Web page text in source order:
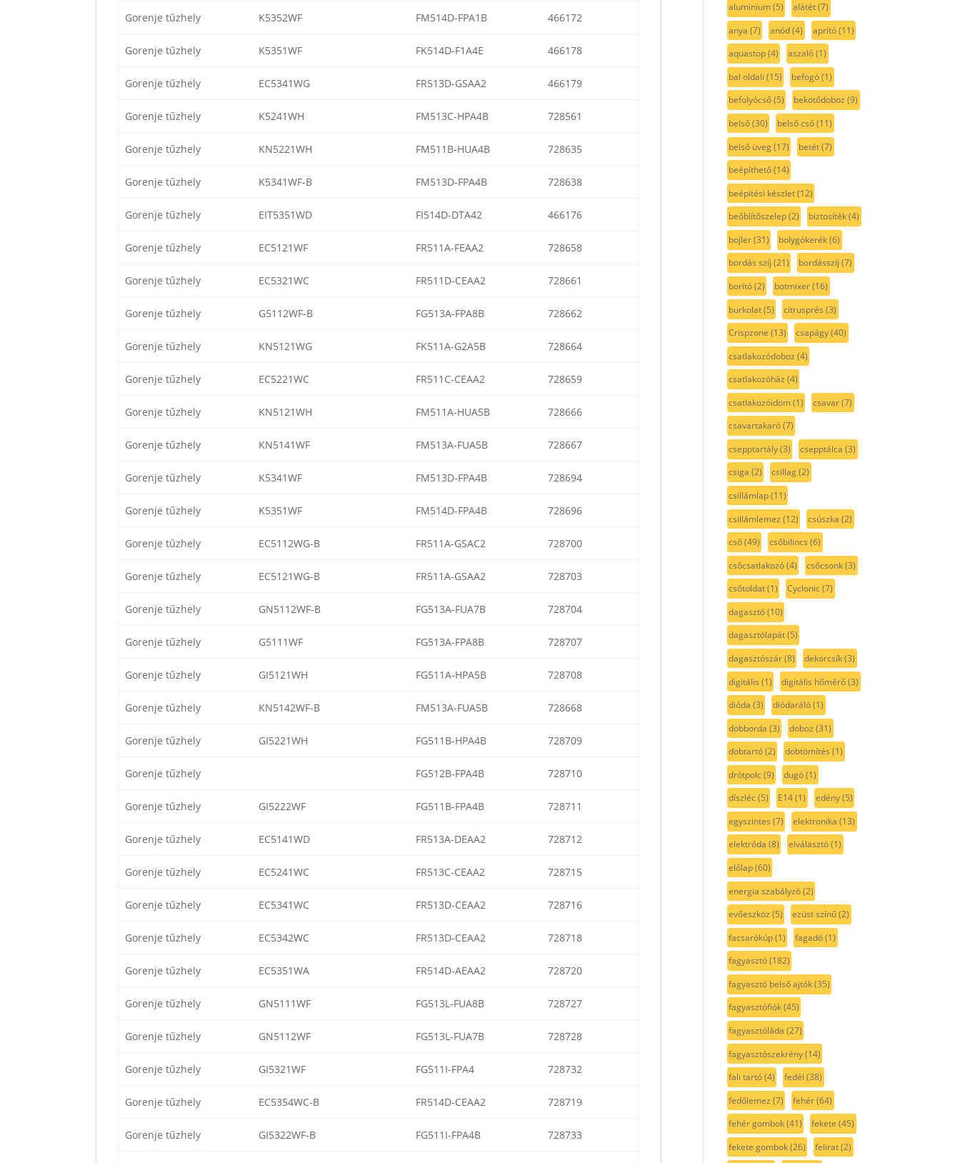
Gorenje tűzhely K5352WF FM514D-FPA1B 466172
Gorenje tűzhely K5351WF FK514D-F1A4E 466178
Gorenje tűzhely EC5341WG FR513D-GSAA2 466179
Gorenje tűzhely K5241WH FM513C-HPA4B 728561
Gorenje tűzhely KN5221WH FM511B-HUA4B 728635
Gorenje tűzhely K5341WF-B FM513D-FPA4B 728638
Gorenje tűzhely EIT5351WD FI514D-DTA42 466176
Gorenje tűzhely EC5121WF FR511A-FEAA2 728658
Gorenje tűzhely EC5321WC FR511D-CEAA2 728661
Gorenje tűzhely G5112WF-B FG513A-FPA8B 728662
Gorenje tűzhely KN5121WG FK511A-G2A5B 728664
Gorenje tűzhely EC5221WC FR511C-CEAA2 728659
Gorenje tűzhely KN5121WH FM511A-HUA5B 728666
Gorenje tűzhely KN5141WF FM513A-FUA5B 728667
Gorenje tűzhely K5341WF FM513D-FPA4B 728694
Gorenje tűzhely K5351WF FM514D-FPA4B 728696
Gorenje tűzhely EC5112WG-B FR511A-GSAC2 728700
Gorenje tűzhely EC5121WG-B FR511A-GSAA2 728703
Gorenje tűzhely GN5112WF-B FG513A-FUA7B 728704
Gorenje tűzhely G5111WF FG513A-FPA8B 728707
Gorenje tűzhely GI5121WH FG511A-HPA5B 728708
Gorenje tűzhely KN5142WF-B FM513A-FUA5B 728668
Gorenje tűzhely GI5221WH FG511B-HPA4B 728709
Gorenje tűzhely FG512B-FPA4B 728710
Gorenje tűzhely GI5222WF FG511B-FPA4B 728711
Gorenje tűzhely EC5141WD FR513A-DEAA2 728712
Gorenje tűzhely EC5241WC FR513C-CEAA2 728715
Gorenje tűzhely EC5341WC FR513D-CEAA2 728716
Gorenje tűzhely EC5342WC FR513D-CEAA2 728718
Gorenje tűzhely EC5351WA FR514D-AEAA2 728720
Gorenje tűzhely GN5111WF FG513L-FUA8B 728727
Gorenje tűzhely GN5112WF FG513L-FUA7B 728728
Gorenje tűzhely GI5321WF FG511I-FPA4 728732
Gorenje tűzhely EC5354WC-B FR514D-CEAA2 728719
Gorenje tűzhely GI5322WF-B FG511I-FPA4B 728733
aluminium(5) alátét(7)
anya (7) anód(4) aprító(11)
aquastop(4) aszaló(1)
bal oldali (15) befogó(1)
befolyócső(5) bekötődoboz (9)
belső(30) belső cső(11)
belső üveg(17) betét(7)
beépíthető(14)
beépítési készlet(12)
beőblítőszelep(2) biztosíték(4)
bojler(31) bolygókerék(6)
bordás szíj (21) bordásszíj (7)
borító(2) botmixer(16)
burkolat(5) citrusprés (3)
Crispzone (13) csapágy(40)
csatlakozódoboz (4)
csatlakozóház (4)
csatlakozóidom(1) csavar(7)
csavartakaró(7)
csepptartály(3) csepptálca (3)
csiga (2) csillag(2)
csillámlap(11)
csillámlemez (12) csúszka (2)
cső(49) csőbilincs (6)
csőcsatlakozó(4) csőcsonk(3)
csőtoldat(1) Cyclonic(7)
dagasztó(10)
dagasztólapát(5)
dagasztószár(8) dekorcsík(3)
digitális (1) digitális hőmérő(3)
dióda (3) diódaráló(1)
dobborda (3) doboz (31)
dobtartó(2) dobtömítés (1)
drótpolc(9) dugó(1)
díszléc(5) E14(1) edény(5)
egyszintes (7) elektronika (13)
elektróda (8) elválasztó(1)
előlap(60)
energia szabályzó(2)
evőeszköz (5) ezüst színű(2)
facsarókúp(1) fagadó(1)
fagyasztó(182)
fagyasztó belső ajtók(35)
fagyasztófiók(45)
fagyasztóláda (27)
fagyasztószekrény(14)
fali tartó(4) fedél (38)
fedőlemez (7) fehér(64)
fehér gombok(41) fekete (45)
fekete gombok(26) felirat(2)